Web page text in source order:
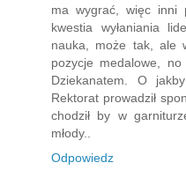
ma wygrać, więc inni
kwestia wyłaniania
nauka, może tak, ale
pozycje medalowe,
Dziekanatem. O
Rektorat prowadził
chodził by w
młody..
Odpowiedz